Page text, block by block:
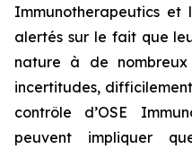
Immunotherapeutics et
alertés sur le fait que
nature à de
incertitudes,
contrôle d’OSE
peuvent impliquer